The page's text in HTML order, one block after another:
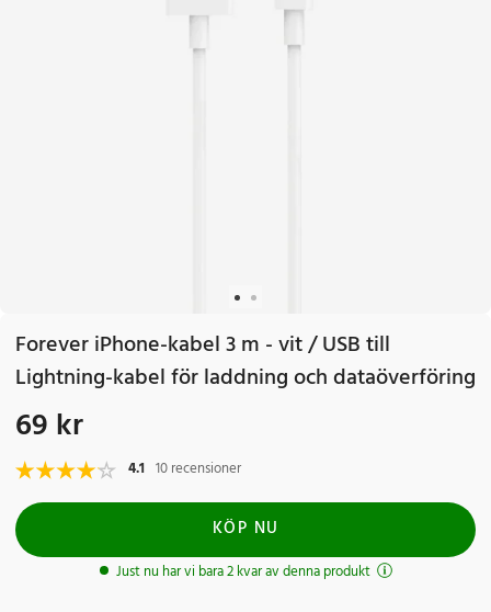
Forever iPhone-kabel 3 m - vit / USB till
Lightning-kabel för laddning och dataöverföring
Pris: 69 kr
69 kr
4.1 10 recensioner
KÖP NU
Just nu har vi bara 2 kvar av denna produkt